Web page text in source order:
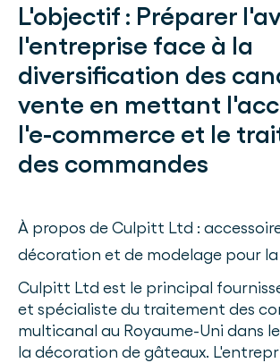
L'objectif : Préparer
l'entreprise face à la
diversification des
vente en mettant
l'e-commerce et le
des commandes
À propos de Culpitt Ltd :
décoration et de modelage pour
Culpitt Ltd est le principal
et spécialiste du traitement des
multicanal au Royaume-Uni dans
la décoration de gâteaux.